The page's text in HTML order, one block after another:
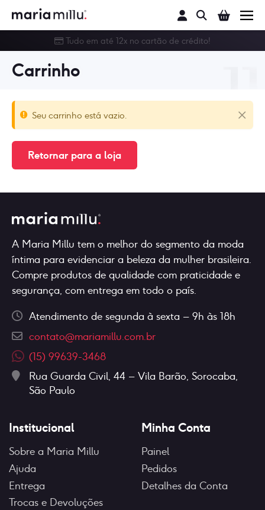
Tudo em até 12x no cartão de crédito!
Conjunto
Calcinha
Sutiã
Linha Noite
Body
Moda Praia
Outlet
Carrinho
Seu carrinho está vazio.
Retornar para a loja
A Maria Millu tem o melhor do segmento da moda
íntima para evidenciar a beleza da mulher brasileira.
Compre produtos de qualidade com praticidade e
segurança, com entrega em todo o país.
Atendimento de segunda à sexta – 9h às 18h
contato@mariamillu.com.br
(15) 99639-3468
Rua Guarda Civil, 44 – Vila Barão, Sorocaba,
São Paulo
Institucional
Sobre a Maria Millu
Ajuda
Entrega
Trocas e Devoluções
Minha Conta
Painel
Pedidos
Detalhes da Conta